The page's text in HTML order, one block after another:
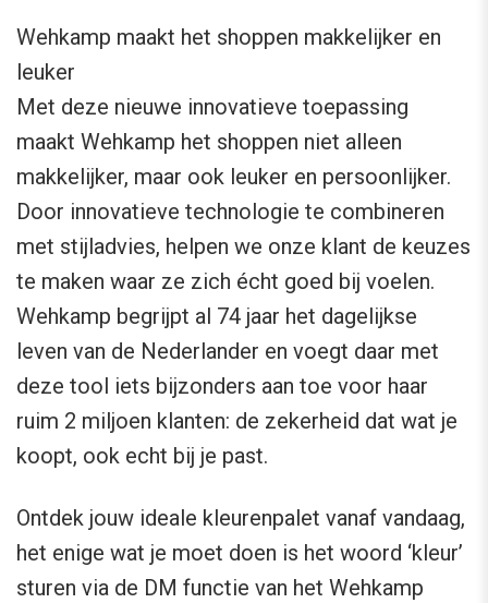
Wehkamp maakt het shoppen makkelijker en
leuker
Met deze nieuwe innovatieve toepassing
maakt Wehkamp het shoppen niet alleen
makkelijker, maar ook leuker en persoonlijker.
Door innovatieve technologie te combineren
met stijladvies, helpen we onze klant de keuzes
te maken waar ze zich écht goed bij voelen.
Wehkamp begrijpt al 74 jaar het dagelijkse
leven van de Nederlander en voegt daar met
deze tool iets bijzonders aan toe voor haar
ruim 2 miljoen klanten: de zekerheid dat wat je
koopt, ook echt bij je past.
Ontdek jouw ideale kleurenpalet vanaf vandaag,
het enige wat je moet doen is het woord ‘kleur’
sturen via de DM functie van het Wehkamp